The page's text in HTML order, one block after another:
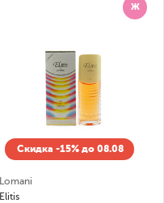
Ж
Скидка -15% до 08.08
Lomani
Elitis